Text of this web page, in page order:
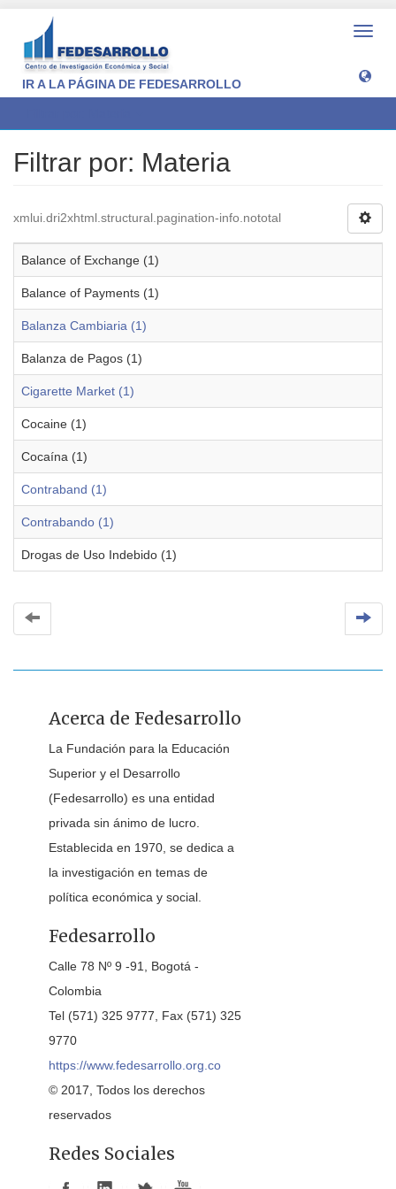
IR A LA PÁGINA DE FEDESARROLLO
Filtrar por: Materia
xmlui.dri2xhtml.structural.pagination-info.nototal
Balance of Exchange (1)
Balance of Payments (1)
Balanza Cambiaria (1)
Balanza de Pagos (1)
Cigarette Market (1)
Cocaine (1)
Cocaína (1)
Contraband (1)
Contrabando (1)
Drogas de Uso Indebido (1)
Acerca de Fedesarrollo
La Fundación para la Educación
Superior y el Desarrollo
(Fedesarrollo) es una entidad
privada sin ánimo de lucro.
Establecida en 1970, se dedica a
la investigación en temas de
política económica y social.
Fedesarrollo
Calle 78 Nº 9 -91, Bogotá -
Colombia
Tel (571) 325 9777, Fax (571) 325
9770
https://www.fedesarrollo.org.co
© 2017, Todos los derechos
reservados
Redes Sociales